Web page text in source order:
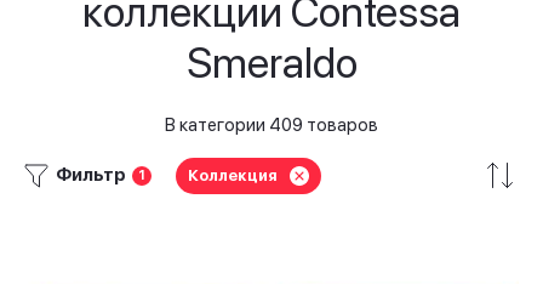
коллекции Contessa
Smeraldo
В категории 409 товаров
Фильтр 1 Коллекция